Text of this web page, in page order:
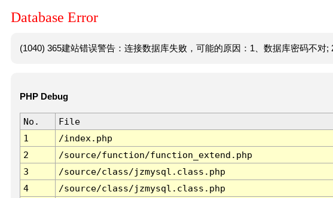
Database Error
(1040) 365建站错误警告：连接数据库失败，可能的原因：1、数据库密码不对;
PHP Debug
No. File
1
/index.php
2
/source/function/function_extend.php
3
/source/class/jzmysql.class.php
4
/source/class/jzmysql.class.php